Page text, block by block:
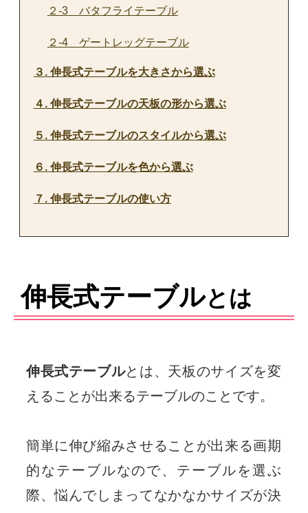
２-3 バタフライテーブル
２-4 ゲートレッグテーブル
３. 伸長式テーブルを大きさから選ぶ
４. 伸長式テーブルの天板の形から選ぶ
５. 伸長式テーブルのスタイルから選ぶ
６. 伸長式テーブルを色から選ぶ
７. 伸長式テーブルの使い方
伸長式テーブルとは
伸長式テーブルとは、天板のサイズを変
えることが出来るテーブルのことです。
簡単に伸び縮みさせることが出来る画期
的なテーブルなので、テーブルを選ぶ
際、悩んでしまってなかなかサイズが決